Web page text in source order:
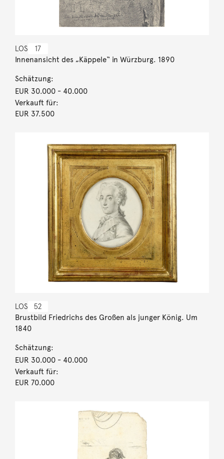
LOS 17
Innenansicht des „Käppele“ in Würzburg. 1890
Schätzung:
EUR 30.000- 40.000
Verkauft für:
EUR 37.500
LOS 52
Brustbild Friedrichs des Großen als junger König. Um
1840
Schätzung:
EUR 30.000- 40.000
Verkauft für:
EUR 70.000